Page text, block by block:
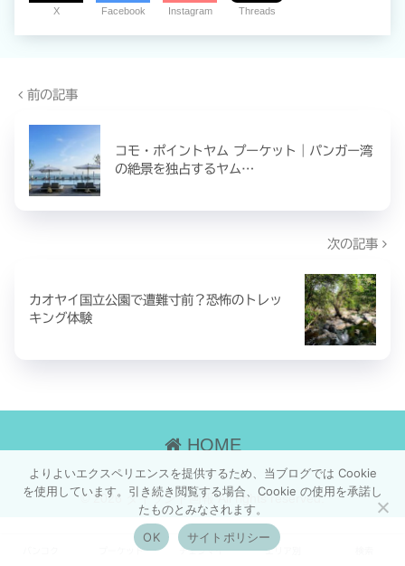
X Facebook Instagram Threads
前の記事
コモ・ポイントヤム プーケット｜パンガー湾
の絶景を独占するヤム…
次の記事
カオヤイ国立公園で遭難寸前？恐怖のトレッ
キング体験
HOME
© 2026 タイランド画報 All rights reserved.
プーケット チェンマイ エリア別
よりよいエクスペリエンスを提供するため、当ブログでは Cookie
を使用しています。引き続き閲覧する場合、Cookie の使用を承諾し
たものとみなされます。
OK
サイトポリシー